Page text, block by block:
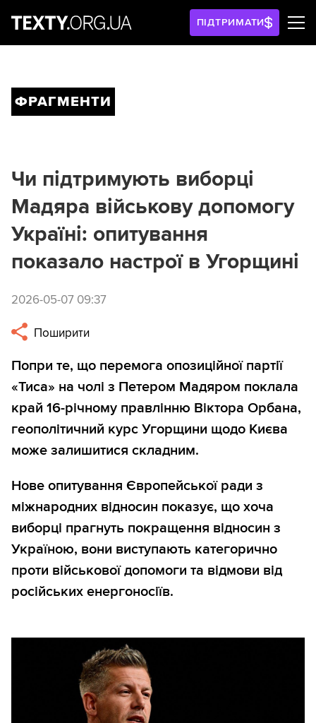
ПІДТРИМАТИ
ФРАГМЕНТИ
Чи підтримують виборці
Мадяра військову допомогу
Україні: опитування
показало настрої в Угорщині
2026-05-07 09:37
Поширити
Попри те, що перемога опозиційної партії
«Тиса» на чолі з Петером Мадяром поклала
край 16-річному правлінню Віктора Орбана,
геополітичний курс Угорщини щодо Києва
може залишитися складним.
Нове опитування Європейської ради з
міжнародних відносин показує, що хоча
виборці прагнуть покращення відносин з
Україною, вони виступають категорично
проти військової допомоги та відмови від
російських енергоносіїв.